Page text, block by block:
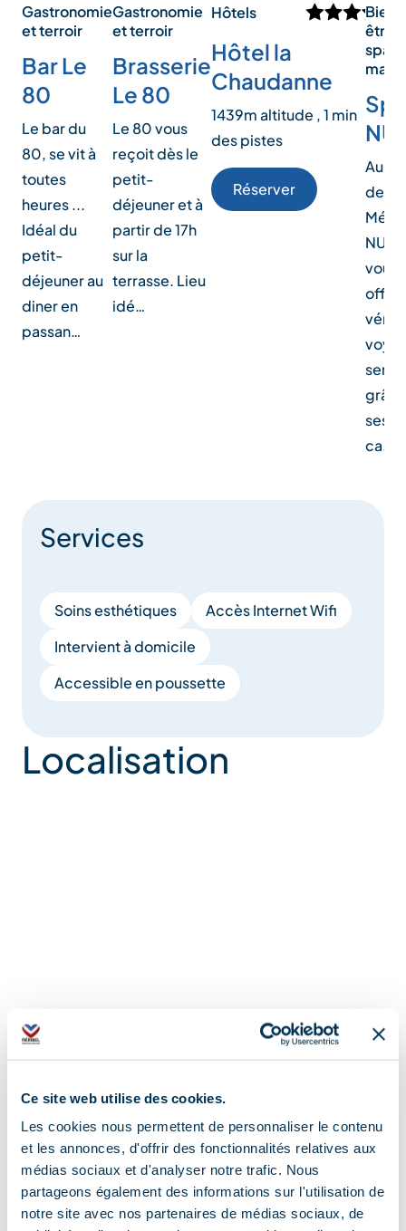
Ce site web utilise des cookies.
Les cookies nous permettent de personnaliser le contenu
et les annonces, d'offrir des fonctionnalités relatives aux
médias sociaux et d'analyser notre trafic. Nous
partageons également des informations sur l'utilisation de
notre site avec nos partenaires de médias sociaux, de
Gastronomie
et terroir
Bar Le
80
Le bar du
80, se vit à
toutes
heures ...
Idéal du
petit-
déjeuner au
diner en
passan…
Gastronomie
et terroir
Brasserie
Le 80
Le 80 vous
reçoit dès le
petit-
déjeuner et à
partir de 17h
sur la
terrasse. Lieu
idé…
Hôtels
Hôtel la
Chaudanne
1439m altitude , 1 min
des pistes
Réserver
Bien-
être -
spa /
Spa
Au
de
NUXE
vous
offre
ses 6
ca…
Services
Soins esthétiques
Accès Internet Wifi
Intervient à domicile
Accessible en poussette
Localisation